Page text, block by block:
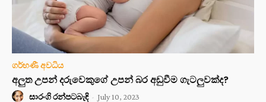
ගර්භණී අවධිය
අලුත උපන් දරුවෙකුගේ උපන් බර අඩුවීම ගැටලුවක්ද?
සාරංගි රන්පටබැඳි - July 10, 2023